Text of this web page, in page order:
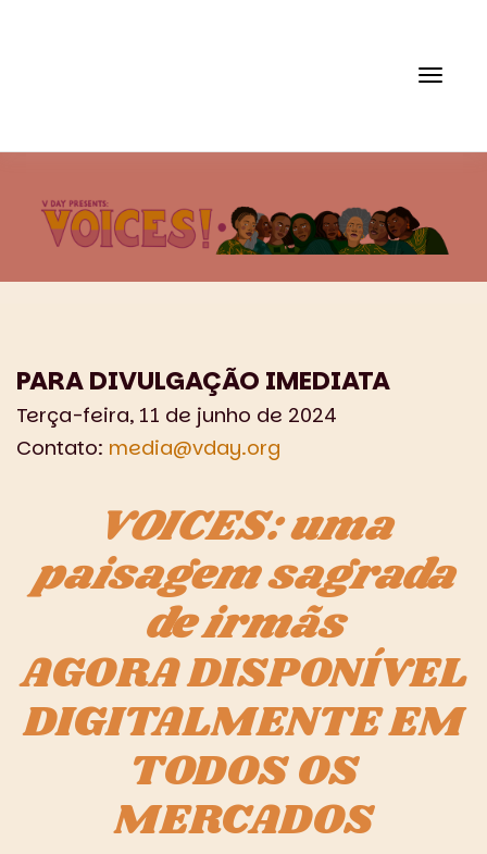
PARA DIVULGAÇÃO IMEDIATA
Terça-feira, 11 de junho de 2024
Contato: media@vday.org
VOICES: uma
paisagem sagrada
de irmãs
AGORA DISPONÍVEL
DIGITALMENTE EM
TODOS OS
MERCADOS